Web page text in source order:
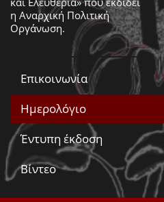
η Αναρχική Πολιτική
Οργάνωση.
Επικοινωνία
Ημερολόγιο
Έντυπη έκδοση
Βίντεο